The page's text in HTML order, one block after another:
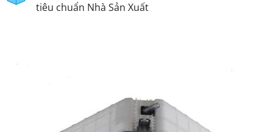
tiêu chuẩn Nhà Sản Xuất